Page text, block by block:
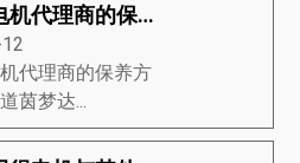
茵梦达电机代理商的保养方法
代理商的保养方
茵梦达...